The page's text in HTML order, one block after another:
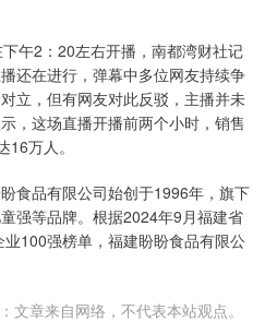
2：20左右开播，南都湾财社记
还在进行，弹幕中多位网友持续争
立，但有网友对此反驳，主播并未
，这场直播开播前两个小时，销售
万人。
品有限公司始创于1996年，旗下
强等品牌。根据2024年9月福建省
100强榜单，福建盼盼食品有限公
文章来自网络，不代表本站观点。